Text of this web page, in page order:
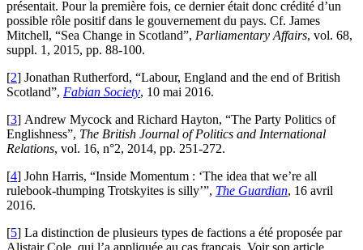
présentait. Pour la première fois, ce dernier était donc crédité d’un
possible rôle positif dans le gouvernement du pays. Cf. James
Mitchell, “Sea Change in Scotland”, Parliamentary Affairs, vol. 68,
suppl. 1, 2015, pp. 88-100.
[2] Jonathan Rutherford, “Labour, England and the end of British
Scotland”, Fabian Society, 10 mai 2016.
[3] Andrew Mycock and Richard Hayton, “The Party Politics of
Englishness”, The British Journal of Politics and International
Relations, vol. 16, n°2, 2014, pp. 251-272.
[4] John Harris, “Inside Momentum : ‘The idea that we’re all
rulebook-thumping Trotskyites is silly’”, The Guardian, 16 avril
2016.
[5] La distinction de plusieurs types de factions a été proposée par
Alistair Cole, qui l’a appliquée au cas français. Voir son article